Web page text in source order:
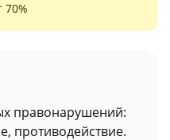
70%
правонарушений:
противодействие.